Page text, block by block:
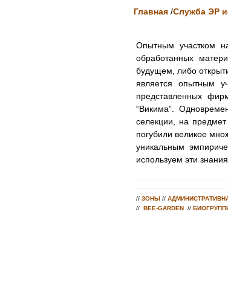
Главная /Служба ЭР
Опытным участком
обработанных
будущем, либо
является опытным
представленных
“Викима”.
селекции, на
погубили великое
уникальным
используем эти
// ЗОНЫ //
// BEE-GARDEN //